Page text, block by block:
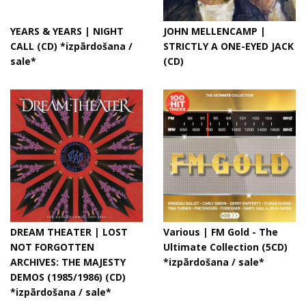
YEARS & YEARS | NIGHT
CALL (CD) *izpārdošana /
sale*
JOHN MELLENCAMP |
STRICTLY A ONE-EYED JACK
(CD)
DREAM THEATER | LOST
NOT FORGOTTEN
ARCHIVES: THE MAJESTY
DEMOS (1985/1986) (CD)
*izpārdošana / sale*
Various | FM Gold - The
Ultimate Collection (5CD)
*izpārdošana / sale*